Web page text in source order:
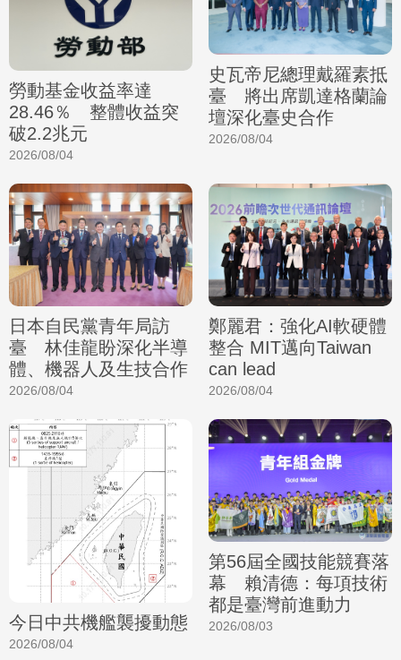
勞動基金收益率達
28.46％ 整體收益突
破2.2兆元
2026/08/04
史瓦帝尼總理戴羅素抵
臺 將出席凱達格蘭論
壇深化臺史合作
2026/08/04
日本自民黨青年局訪
臺 林佳龍盼深化半導
體、機器人及生技合作
2026/08/04
鄭麗君：強化AI軟硬體
整合 MIT邁向Taiwan
can lead
2026/08/04
今日中共機艦襲擾動態
2026/08/04
第56屆全國技能競賽落
幕 賴清德：每項技術
都是臺灣前進動力
2026/08/03